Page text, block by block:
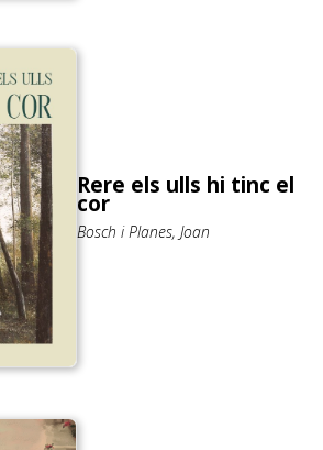
Rere els ulls hi tinc el
cor
Bosch i Planes, Joan